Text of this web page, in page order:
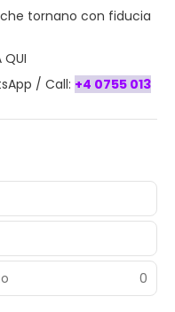
tornano con fiducia
/ Call: +4 0755 013
0